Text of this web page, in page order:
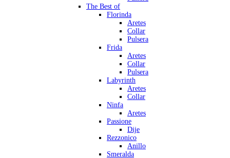
The Best of
Florinda
Aretes
Collar
Pulsera
Frida
Aretes
Collar
Pulsera
Labyrinth
Aretes
Collar
Ninfa
Aretes
Passione
Dije
Rezzonico
Anillo
Smeralda